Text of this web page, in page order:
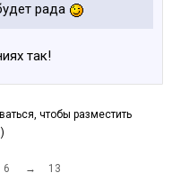
рада
так!
чтобы разместить
6 → 13